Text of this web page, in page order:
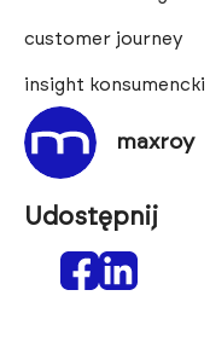
customer journey
insight konsumencki
maxroy
Udostępnij